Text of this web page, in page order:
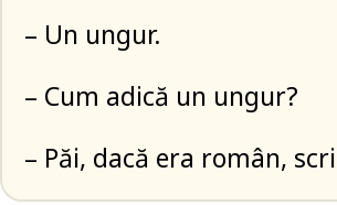
– Un ungur.
– Cum adică un ungur?
– Păi, dacă era român,